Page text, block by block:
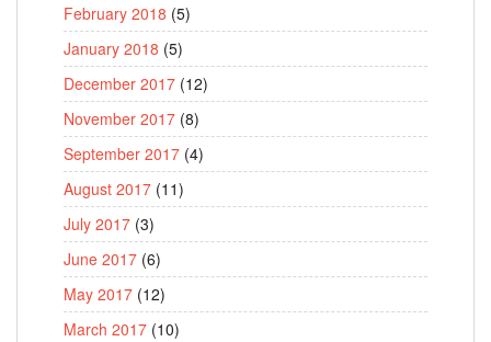
February 2018 (5)
January 2018 (5)
December 2017 (12)
November 2017 (8)
September 2017 (4)
August 2017 (11)
July 2017 (3)
June 2017 (6)
May 2017 (12)
March 2017 (10)